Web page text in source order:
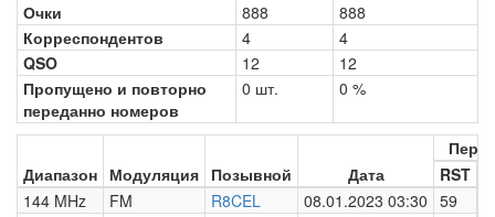
Очки
888
888
Корреспондентов
4
4
QSO
12
12
Пропущено и повторно
переданно номеров
0 шт. 0 %
Диапазон Модуляция Позывной Дата
RST
144 MHz
FM R8CEL 08.01.2023 03:30 59